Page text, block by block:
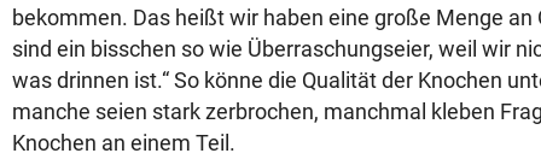
bekommen. Das heißt wir haben eine große Menge an
sind ein bisschen so wie Überraschungseier, weil wir
was drinnen ist.“ So könne die Qualität der Knochen
manche seien stark zerbrochen, manchmal kleben
Knochen an einem Teil.